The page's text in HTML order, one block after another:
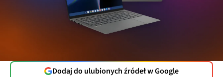
Dodaj do ulubionych źródeł w Google